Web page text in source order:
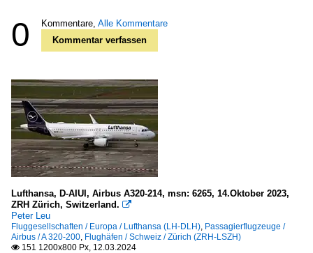
0 Kommentare, Alle Kommentare
Kommentar verfassen
Lufthansa, D-AIUI, Airbus A320-214, msn: 6265, 14.Oktober 2023,
ZRH Zürich, Switzerland. 
Peter Leu
Fluggesellschaften / Europa / Lufthansa (LH-DLH), Passagierflugzeuge /
Airbus / A 320-200, Flughäfen / Schweiz / Zürich (ZRH-LSZH)
 151 1200x800 Px, 12.03.2024